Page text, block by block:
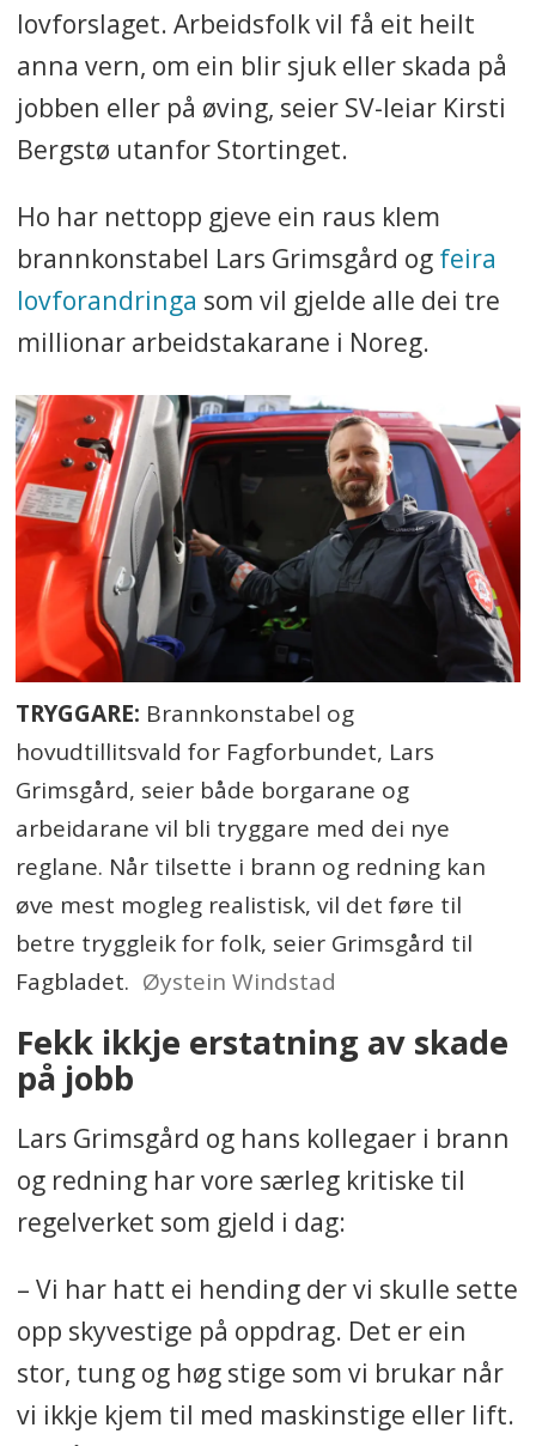
lovforslaget. Arbeidsfolk vil få eit heilt
anna vern, om ein blir sjuk eller skada på
jobben eller på øving, seier SV-leiar Kirsti
Bergstø utanfor Stortinget.
Ho har nettopp gjeve ein raus klem
brannkonstabel Lars Grimsgård og feira
lovforandringa som vil gjelde alle dei tre
millionar arbeidstakarane i Noreg.
TRYGGARE: Brannkonstabel og
hovudtillitsvald for Fagforbundet, Lars
Grimsgård, seier både borgarane og
arbeidarane vil bli tryggare med dei nye
reglane. Når tilsette i brann og redning kan
øve mest mogleg realistisk, vil det føre til
betre tryggleik for folk, seier Grimsgård til
Fagbladet. Øystein Windstad
Fekk ikkje erstatning av skade
på jobb
Lars Grimsgård og hans kollegaer i brann
og redning har vore særleg kritiske til
regelverket som gjeld i dag:
– Vi har hatt ei hending der vi skulle sette
opp skyvestige på oppdrag. Det er ein
stor, tung og høg stige som vi brukar når
vi ikkje kjem til med maskinstige eller lift.